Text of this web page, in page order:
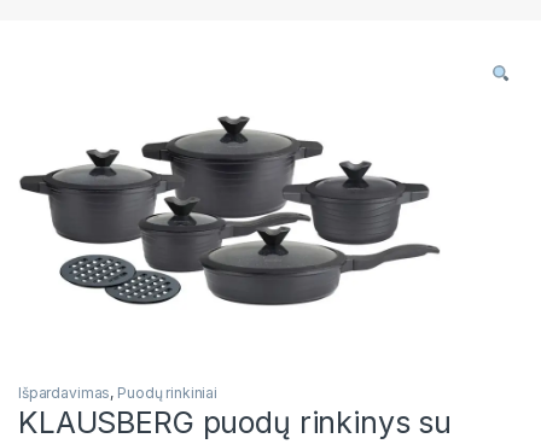
Išpardavimas, Puodų rinkiniai
KLAUSBERG puodų rinkinys su